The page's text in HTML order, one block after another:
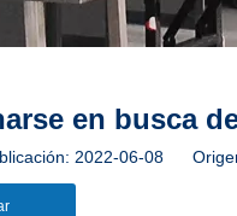
en busca
2022-06-08